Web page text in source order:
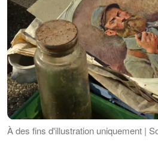
À des fins d'illustration uniquement |